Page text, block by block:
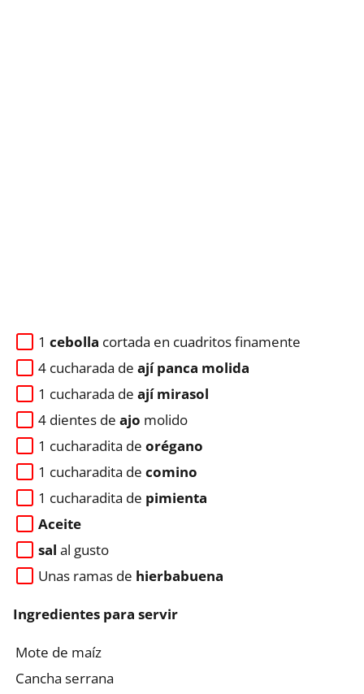
1 cebolla cortada en cuadritos finamente
4 cucharada de ají panca molida
1 cucharada de ají mirasol
4 dientes de ajo molido
1 cucharadita de orégano
1 cucharadita de comino
1 cucharadita de pimienta
Aceite
sal al gusto
Unas ramas de hierbabuena
Ingredientes para servir
Mote de maíz
Cancha serrana